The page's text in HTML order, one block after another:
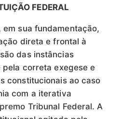
FEDERAL
sua fundamentação,
direta e frontal à
das instâncias
correta exegese e
constitucionais ao caso
com a iterativa
Tribunal Federal. A